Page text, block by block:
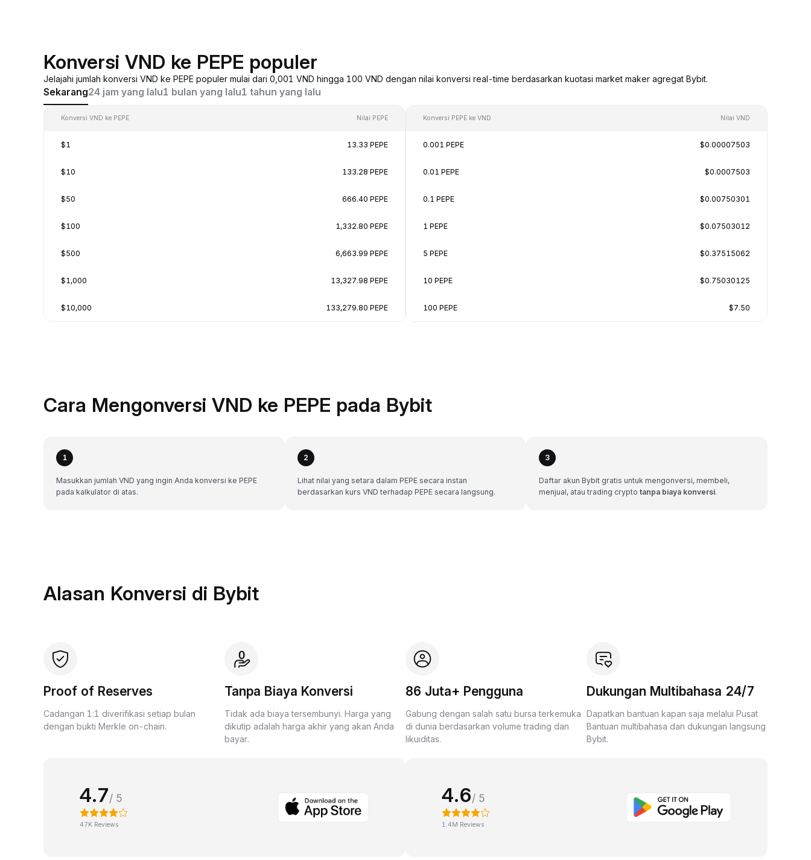
Konversi VND ke PEPE populer
Jelajahi jumlah konversi VND ke PEPE populer mulai dari 0,001 VND hingga 100 VND dengan nilai konversi real-time berdasarkan kuotasi market maker agregat Bybit.
Sekarang24 jam yang lalu1 bulan yang lalu1 tahun yang lalu
Konversi VND ke PEPE Nilai PEPE
$1 13.33 PEPE
$10 133.28 PEPE
$50 666.40 PEPE
$100 1,332.80 PEPE
$500 6,663.99 PEPE
$1,000 13,327.98 PEPE
$10,000 133,279.80 PEPE
Konversi PEPE ke VND Nilai VND
0.001 PEPE $0.00007503
0.01 PEPE $0.0007503
0.1 PEPE $0.00750301
1 PEPE $0.07503012
5 PEPE $0.37515062
10 PEPE $0.75030125
100 PEPE $7.50
Cara Mengonversi VND ke PEPE pada Bybit
1
Masukkan jumlah VND yang ingin Anda konversi ke PEPE
pada kalkulator di atas.
2
Lihat nilai yang setara dalam PEPE secara instan
berdasarkan kurs VND terhadap PEPE secara langsung.
3
Daftar akun Bybit gratis untuk mengonversi, membeli,
menjual, atau trading crypto tanpa biaya konversi.
Alasan Konversi di Bybit
Proof of Reserves
Cadangan 1:1 diverifikasi setiap bulan
dengan bukti Merkle on-chain.
Tanpa Biaya Konversi
Tidak ada biaya tersembunyi. Harga yang
dikutip adalah harga akhir yang akan Anda
bayar.
86 Juta+ Pengguna
Gabung dengan salah satu bursa terkemuka
di dunia berdasarkan volume trading dan
likuiditas.
Dukungan Multibahasa 24/7
Dapatkan bantuan kapan saja melalui Pusat
Bantuan multibahasa dan dukungan langsung
Bybit.
4.7/ 5
47K Reviews
4.6/ 5
1.4M Reviews